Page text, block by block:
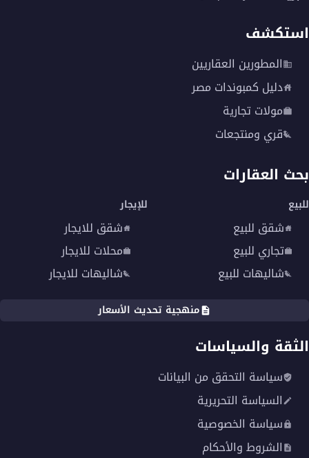
استكشف
المطورين العقاريين
دليل كمبوندات مصر
مولات تجارية
قري ومنتجعات
بحث العقارات
للبيع
شقق للبيع
تجاري للبيع
شاليهات للبيع
للإيجار
شقق للايجار
محلات للايجار
شاليهات للايجار
منهجية تحديث الأسعار
الثقة والسياسات
سياسة التحقق من البيانات
السياسة التحريرية
سياسة الخصوصية
الشروط والأحكام